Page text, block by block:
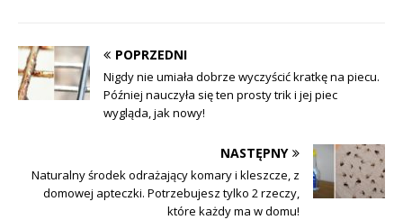
POPRZEDNI
Nigdy nie umiała dobrze wyczyścić kratkę na piecu.
Później nauczyła się ten prosty trik i jej piec
wygląda, jak nowy!
NASTĘPNY
Naturalny środek odrażający komary i kleszcze, z
domowej apteczki. Potrzebujesz tylko 2 rzeczy,
które każdy ma w domu!